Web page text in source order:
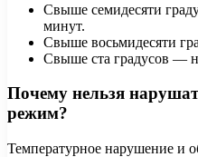
Свыше семидесяти
минут.
Свыше восьмидесяти
Свыше ста градусов —
Почему нельзя
режим?
Температурное нарушение и